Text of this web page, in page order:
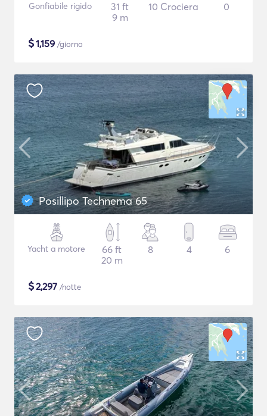
Gonfiabile rigido
31 ft
9 m
10 Crociera 0
$1,159 /giorno
Posillipo Technema 65
Yacht a motore
66 ft
20 m
8 4 6
$2,297 /notte